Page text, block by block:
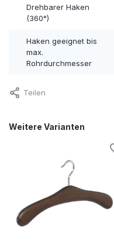
Drehbarer Haken
(360°)
Haken geeignet bis
max.
Rohrdurchmesser
Teilen
Weitere Varianten